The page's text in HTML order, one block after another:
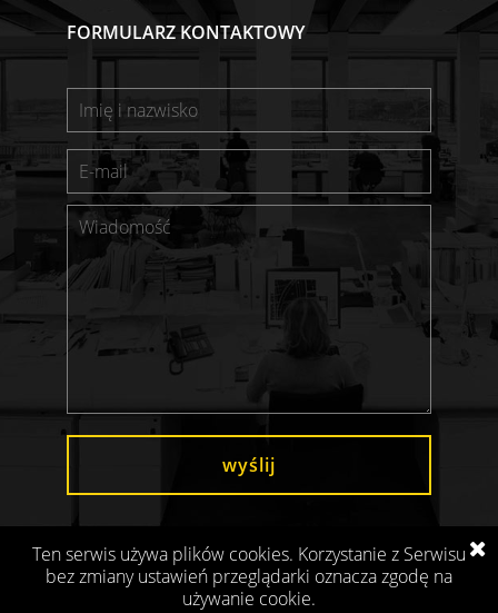
Ten serwis używa plików cookies. Korzystanie z Serwisu
bez zmiany ustawień przeglądarki oznacza zgodę na
używanie cookie.
FORMULARZ KONTAKTOWY
wyślij
Projekt i realizacja: SilverCube